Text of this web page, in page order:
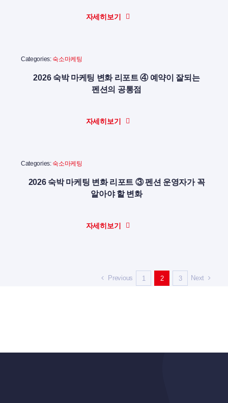
자세히보기
Categories: 숙소마케팅
2026 숙박 마케팅 변화 리포트 ④ 예약이 잘되는
펜션의 공통점
자세히보기
Categories: 숙소마케팅
2026 숙박 마케팅 변화 리포트 ③ 펜션 운영자가 꼭
알아야 할 변화
자세히보기
Previous 1 2 3 Next